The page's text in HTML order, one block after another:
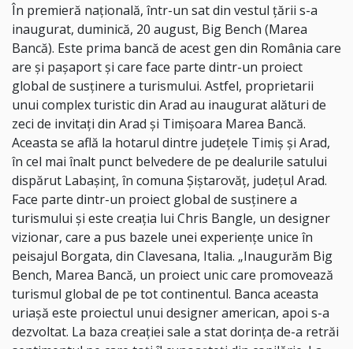
În premieră națională, într-un sat din vestul țării s-a
inaugurat, duminică, 20 august, Big Bench (Marea
Bancă). Este prima bancă de acest gen din România care
are și pașaport și care face parte dintr-un proiect
global de susținere a turismului. Astfel, proprietarii
unui complex turistic din Arad au inaugurat alături de
zeci de invitați din Arad și Timișoara Marea Bancă.
Aceasta se află la hotarul dintre județele Timiș și Arad,
în cel mai înalt punct belvedere de pe dealurile satului
dispărut Labașinț, în comuna Șiștarovăț, județul Arad.
Face parte dintr-un proiect global de susținere a
turismului și este creația lui Chris Bangle, un designer
vizionar, care a pus bazele unei experiențe unice în
peisajul Borgata, din Clavesana, Italia. „Inaugurăm Big
Bench, Marea Bancă, un proiect unic care promovează
turismul global de pe tot continentul. Banca aceasta
uriașă este proiectul unui designer american, apoi s-a
dezvoltat. La baza creației sale a stat dorința de-a retrăi